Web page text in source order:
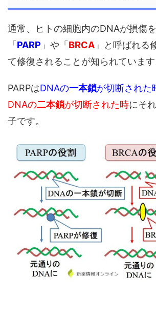
通常、ヒトの細胞内のDNAが損傷を
「 PARP 」や「 BRCA 」と呼ばれる
て修復されることが知られています
PARPはDNAの一本鎖が切断された
DNAの二本鎖が切断された時にそ
子です。